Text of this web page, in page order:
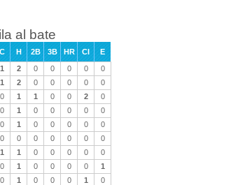
al bate
C H 2B 3B HR CI
E
1 2 0 0 0 0
0
1 2 0 0 0 0
0
0 1 1 0 0 2
0
0 1 0 0 0 0
0
0 1 0 0 0 0
0
0 0 0 0 0 0
0
1 1 0 0 0 0
0
0 1 0 0 0 0
1
0 1 0 0 0 1
0